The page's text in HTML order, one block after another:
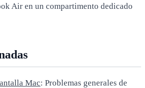
Air en un compartimento dedicado
Mac: Problemas generales de